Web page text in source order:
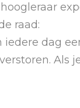
raad:
iedere dag
Als